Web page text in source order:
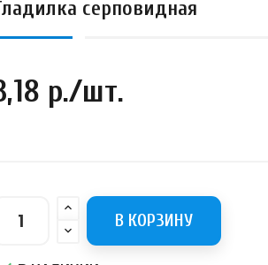
серповидная
р./шт.
В КОРЗИНУ